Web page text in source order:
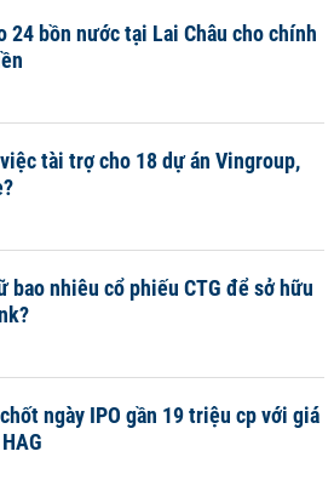
24 bồn nước tại Lai Châu cho chính
tài trợ cho 18 dự án Vingroup,
bao nhiêu cổ phiếu CTG để sở hữu
ngày IPO gần 19 triệu cp với giá